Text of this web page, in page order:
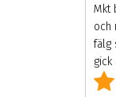
Mkt
och
fälg
gick